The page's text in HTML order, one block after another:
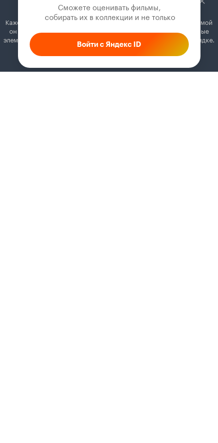
Сможете оценивать фильмы,
собирать их в коллекции и не только
Войти с Яндекс ID
Кажется, вы используете блокировщик рекламы. Вместе с рекламой
он может отключать постеры, папки с фильмами и другие важные
элементы. Добавьте Кинопоиск в исключения, и всё будет в порядке.
Как это сделать